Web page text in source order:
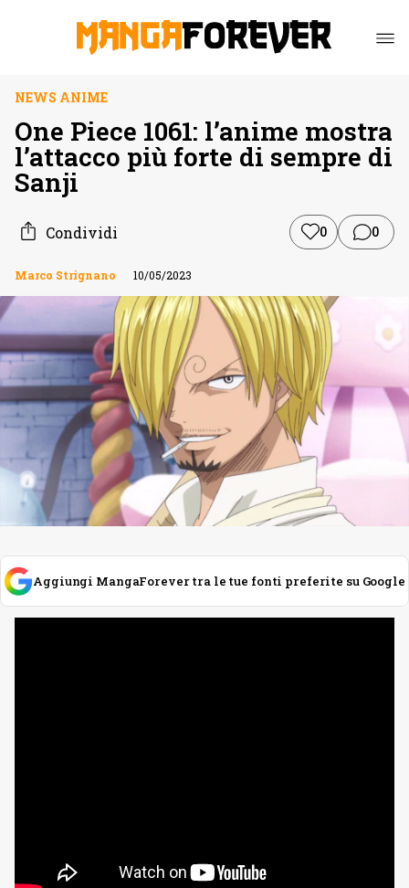
NEWS ANIME
One Piece 1061: l’anime mostra
l’attacco più forte di sempre di
Sanji
Condividi 0 0
Marco Strignano 10/05/2023
Aggiungi MangaForever tra le tue fonti preferite su Google